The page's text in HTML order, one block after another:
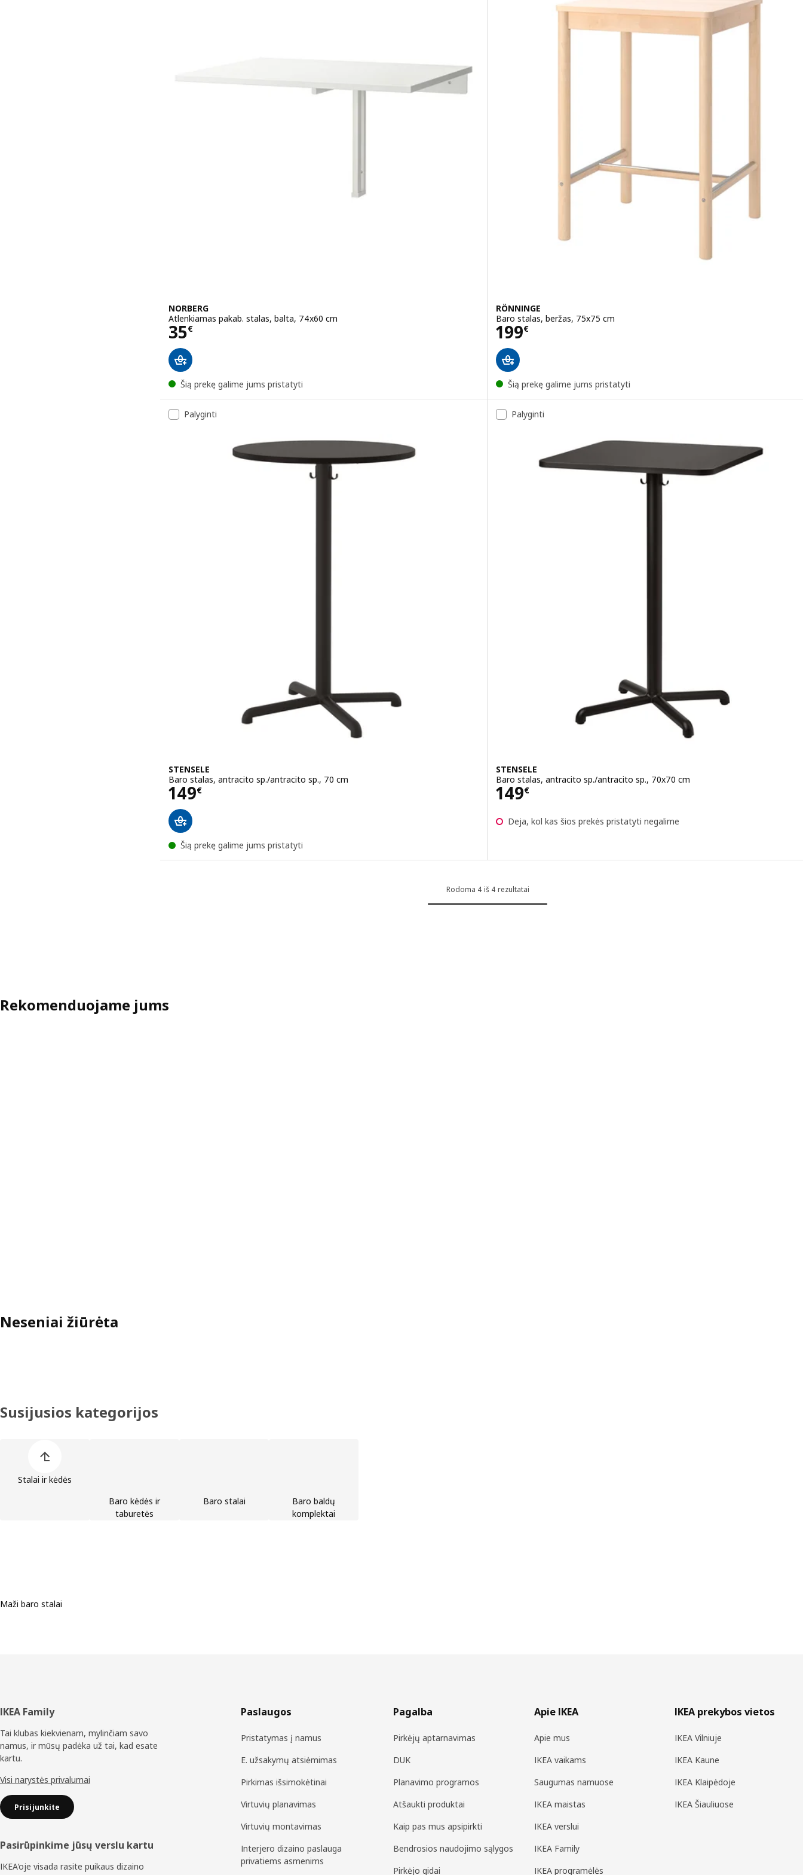
NORBERG
Atlenkiamas pakab. stalas, balta, 74x60 cm
35€
Kaina 35€
Šią prekę galime jums pristatyti
RÖNNINGE
Baro stalas, beržas, 75x75 cm
199€
Kaina 199€
Šią prekę galime jums pristatyti
Palyginti
STENSELE
Baro stalas, antracito sp./antracito sp., 70 cm
149€
Kaina 149€
Šią prekę galime jums pristatyti
Palyginti
STENSELE
Baro stalas, antracito sp./antracito sp., 70x70 cm
149€
Kaina 149€
Deja, kol kas šios prekės pristatyti negalime
Rodoma 4 iš 4 rezultatai
Rekomenduojame jums
Neseniai žiūrėta
Susijusios kategorijos
Stalai ir kėdės
Baro kėdės ir
taburetės
Baro stalai
Baro baldų
komplektai
Maži baro stalai
Poraštė
IKEA Family
Tai klubas kiekvienam, mylinčiam savo
namus, ir mūsų padėka už tai, kad esate
kartu.
Visi narystės privalumai
Prisijunkite
Pasirūpinkime jūsų verslu kartu
IKEA‘oje visada rasite puikaus dizaino
Paslaugos
Pristatymas į namus
E. užsakymų atsiėmimas
Pirkimas išsimokėtinai
Virtuvių planavimas
Virtuvių montavimas
Interjero dizaino paslauga
privatiems asmenims
Pagalba
Pirkėjų aptarnavimas
DUK
Planavimo programos
Atšaukti produktai
Kaip pas mus apsipirkti
Bendrosios naudojimo sąlygos
Pirkėjo gidai
Apie IKEA
Apie mus
IKEA vaikams
Saugumas namuose
IKEA maistas
IKEA verslui
IKEA Family
IKEA programėlės
IKEA prekybos vietos
IKEA Vilniuje
IKEA Kaune
IKEA Klaipėdoje
IKEA Šiauliuose